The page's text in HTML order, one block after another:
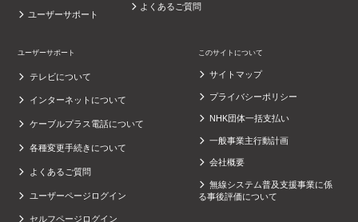
ユーザーサポート
よくあるご質問
ユーザーサポート
テレビについて
インターネットについて
ケーブルプラス電話について
各種変更手続きについて
よくあるご質問
ユーザーページログイン
セルフページログイン
このサイトについて
サイトマップ
プライバシーポリシー
NHK団体一括支払い
一般事業主行動計画
会社概要
無線システム普及支援事業に係
る事後評価について